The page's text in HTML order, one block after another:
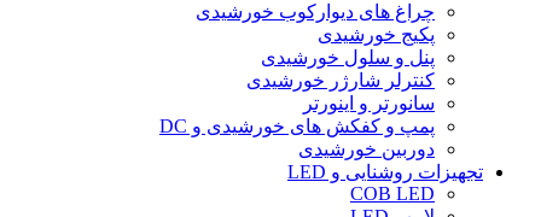
چراغ های دیوارکوب خورشیدی
پکیج خورشیدی
پنل و سلول خورشیدی
کنترلر شارژر خورشیدی
سانورتر و اینورتر
پمپ و کفکش های خورشیدی و DC
دوربین خورشیدی
تجهیزات روشنایی و LED
COB LED